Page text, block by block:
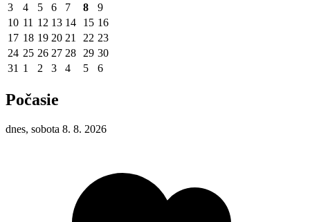
3
4 5 6 7 8
9
10 11 12 13 14 15 16
17 18 19 20 21 22 23
24 25 26 27 28 29 30
31 1 2 3 4 5 6
Počasie
dnes, sobota 8. 8. 2026